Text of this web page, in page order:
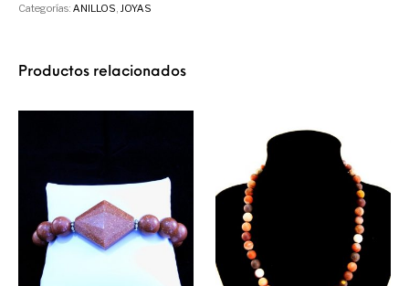
Categorías:ANILLOS JOYAS
Productos relacionados